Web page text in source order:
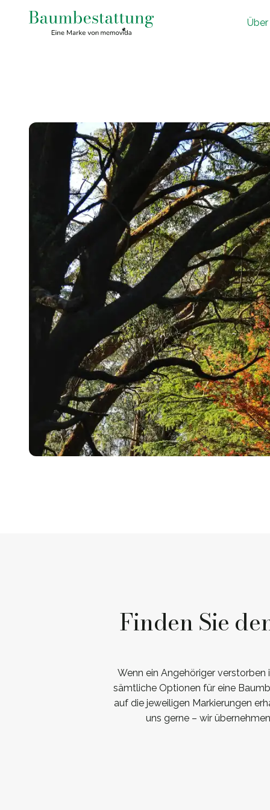
Über
Finden Sie
Wenn ein Angehöriger
sämtliche Optionen für eine
auf die jeweiligen Markierungen
uns gerne – wir